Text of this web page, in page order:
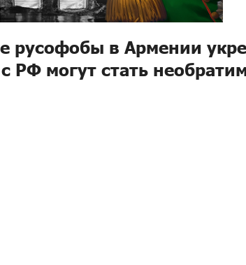
русофобы в Армении
РФ могут стать